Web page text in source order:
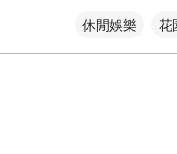
休閒娛樂 花